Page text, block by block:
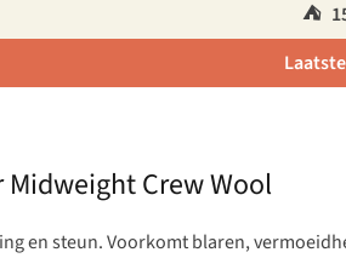
⛺️
Crew Wool
en steun. Voorkomt blaren,